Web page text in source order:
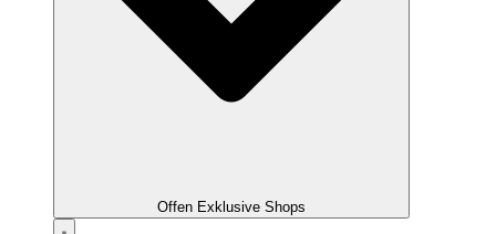
Offen Exklusive Shops